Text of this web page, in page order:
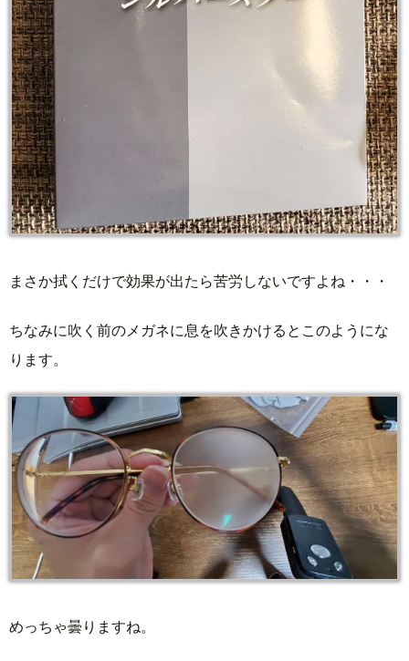
まさか拭くだけで効果が出たら苦労しないですよね・・・
ちなみに吹く前のメガネに息を吹きかけるとこのようにな
ります。
めっちゃ曇りますね。